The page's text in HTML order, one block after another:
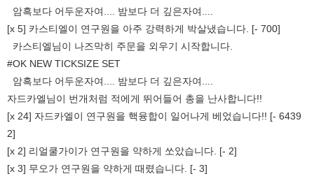
암흑보다 어두운자여.... 밤보다 더 깊은자여....
[x 5] 카스티엘이 연구원을 아주 강력하게 박살냈습니다. [- 700]
카스티엘님이 나즈막히 주문을 외우기 시작합니다.
#OK NEW TICKSIZE SET
암흑보다 어두운자여.... 밤보다 더 깊은자여....
자드카엘님이 번개처럼 적에게 뛰어들어 총을 난사합니다!!
[x 24] 자드카엘이 연구원을 핵융합이 일어나게 베었습니다!! [- 6439
2]
[x 2] 리얼쿨가이가 연구원을 약하게 쏘았습니다. [- 2]
[x 3] 무오가 연구원을 약하게 때렸습니다. [- 3]